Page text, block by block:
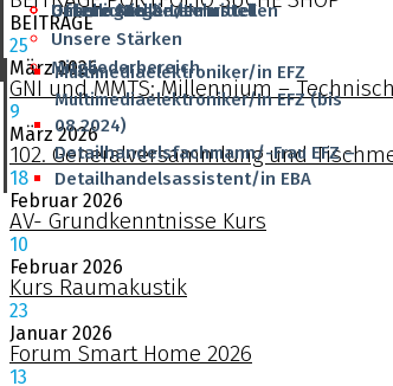
BEITRÄGE
25
März 2026
GNI und MMTS: Millennium –
9
März 2026
102. Generalversammlung und
18
Februar 2026
AV- Grundkenntnisse Kurs
10
Februar 2026
Kurs Raumakustik
23
Januar 2026
Forum Smart Home 2026
13
Offene Stellen/Lehrstellen
Multimediaelektroniker/in EFZ
Multimediaelektroniker/In EFZ (bis
08.2024)
Detailhandelsfachmann/-Frau EFZ –
Detailhandelsassistent/in EBA
Unterlagen & Lehrmittel
Unsere Mitglieder
Unsere Stärken
Mitgliederbereich
Geschichte